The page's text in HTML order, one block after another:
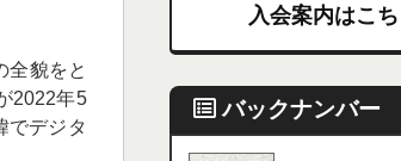
全貌をと
2022年5
でデジタ
入会案内はこち
バックナンバー